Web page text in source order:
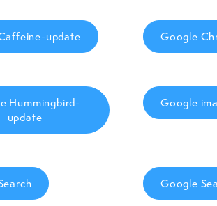
update Google
Hummingbird-
update
Google
Google